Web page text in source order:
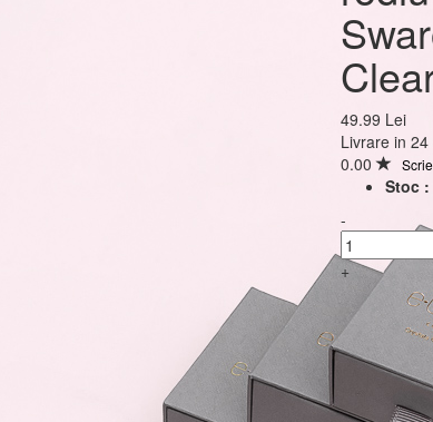
Xirius Crystal Clear
49.99 Lei
Livrare in
0.00
Stoc :
-
+